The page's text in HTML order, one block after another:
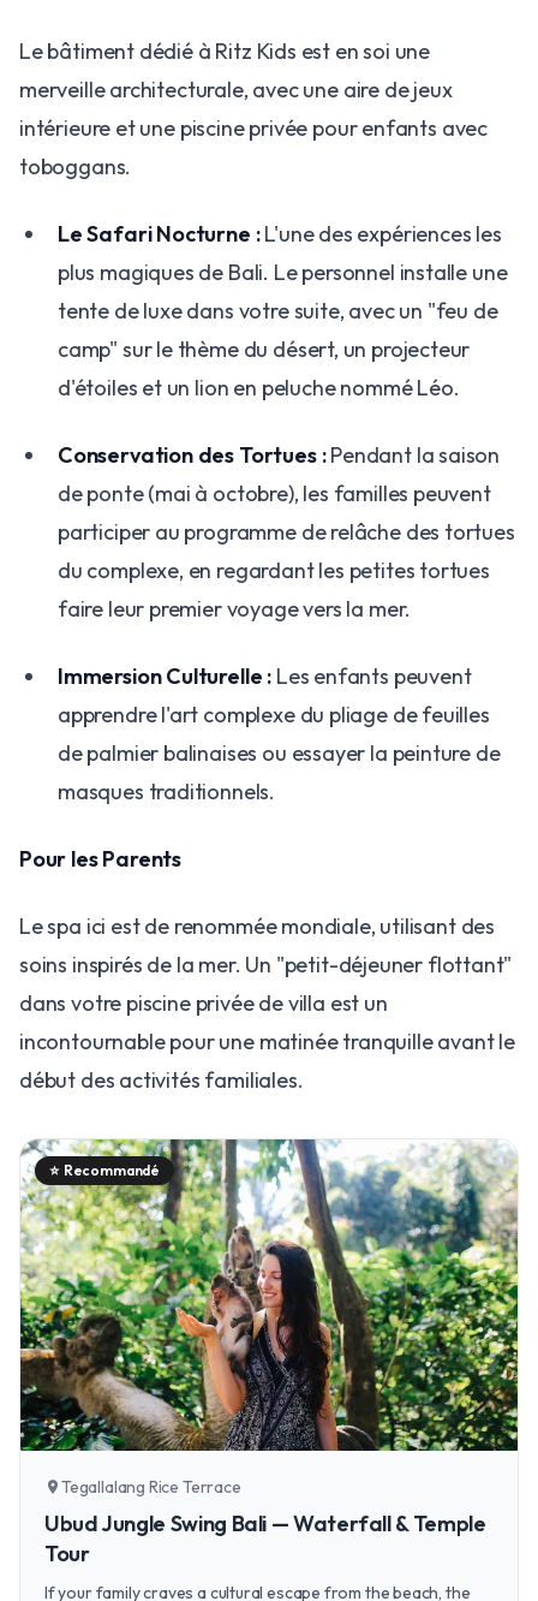
Le bâtiment dédié à Ritz Kids est en soi une
merveille architecturale, avec une aire de jeux
intérieure et une piscine privée pour enfants avec
toboggans.
Le Safari Nocturne :L'une des expériences les
plus magiques de Bali. Le personnel installe une
tente de luxe dans votre suite, avec un "feu de
camp" sur le thème du désert, un projecteur
d'étoiles et un lion en peluche nommé Léo.
Conservation des Tortues :Pendant la saison
de ponte (mai à octobre), les familles peuvent
participer au programme de relâche des tortues
du complexe, en regardant les petites tortues
faire leur premier voyage vers la mer.
Immersion Culturelle : Les enfants peuvent
apprendre l'art complexe du pliage de feuilles
de palmier balinaises ou essayer la peinture de
masques traditionnels.
Pour les Parents
Le spa ici est de renommée mondiale, utilisant des
soins inspirés de la mer. Un "petit-déjeuner flottant"
dans votre piscine privée de villa est un
incontournable pour une matinée tranquille avant le
début des activités familiales.
⭐ Recommandé
location_on Tegallalang Rice Terrace
Ubud Jungle Swing Bali — Waterfall & Temple
Tour
If your family craves a cultural escape from the beach, the